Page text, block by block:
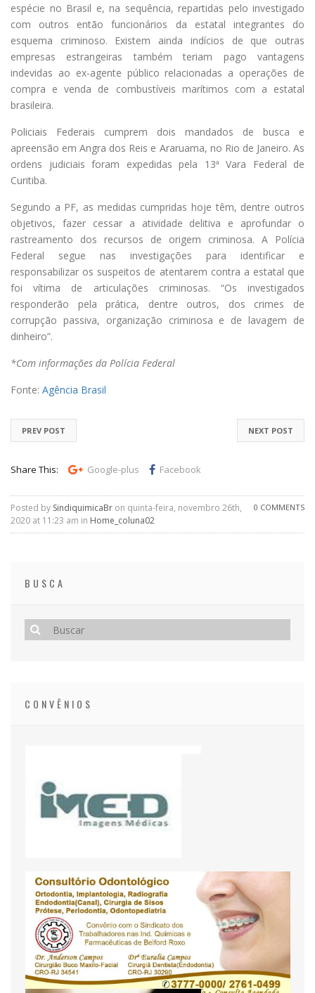
espécie no Brasil e, na sequência, repartidas pelo investigado
com outros então funcionários da estatal integrantes do
esquema criminoso. Existem ainda indícios de que outras
empresas estrangeiras também teriam pago vantagens
indevidas ao ex-agente público relacionadas a operações de
compra e venda de combustíveis marítimos com a estatal
brasileira.
Policiais Federais cumprem dois mandados de busca e
apreensão em Angra dos Reis e Araruama, no Rio de Janeiro. As
ordens judiciais foram expedidas pela 13ª Vara Federal de
Curitiba.
Segundo a PF, as medidas cumpridas hoje têm, dentre outros
objetivos, fazer cessar a atividade delitiva e aprofundar o
rastreamento dos recursos de origem criminosa. A Polícia
Federal segue nas investigações para identificar e
responsabilizar os suspeitos de atentarem contra a estatal que
foi vítima de articulações criminosas. “Os investigados
responderão pela prática, dentre outros, dos crimes de
corrupção passiva, organização criminosa e de lavagem de
dinheiro”.
*Com informações da Polícia Federal
Fonte: Agência Brasil
NEXT POST
PREV POST
Share This: Google-plus Facebook
0 COMMENTS
Posted by SindiquimicaBr on quinta-feira, novembro 26th,
2020 at 11:23 am in Home_coluna02
BUSCA
CONVÊNIOS